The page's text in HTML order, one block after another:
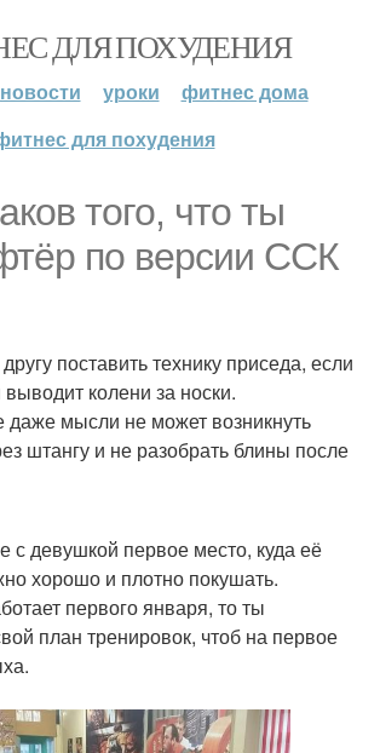
ДЛЯ ПОХУДЕНИЯ
новости уроки
фитнес дома
для похудения
того, что ты
по версии ССК
поставить технику приседа, если
колени за носки.
даже мысли не может возникнуть
штангу и не разобрать блины после
с девушкой первое место, куда её
хорошо и плотно покушать.
первого января, то ты
план тренировок, чтоб на первое